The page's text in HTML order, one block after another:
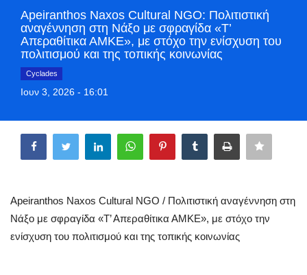
Greece
Style Adorés
Entertainment
Mykonos
Mykonos Ticker TV
Sport
Apeiranthos Naxos Cultural NGO: Πολιτιστική
αναγέννηση στη Νάξο με σφραγίδα «Τ’
Απεραθίτικα ΑΜΚΕ», με στόχο την ενίσχυση του
πολιτισμού και της τοπικής κοινωνίας
Cyclades
Ιουν 3, 2026 - 16:01
Apeiranthos Naxos Cultural NGO / Πολιτιστική αναγέννηση στη
Νάξο με σφραγίδα «Τ’ Απεραθίτικα ΑΜΚΕ», με στόχο την
ενίσχυση του πολιτισμού και της τοπικής κοινωνίας